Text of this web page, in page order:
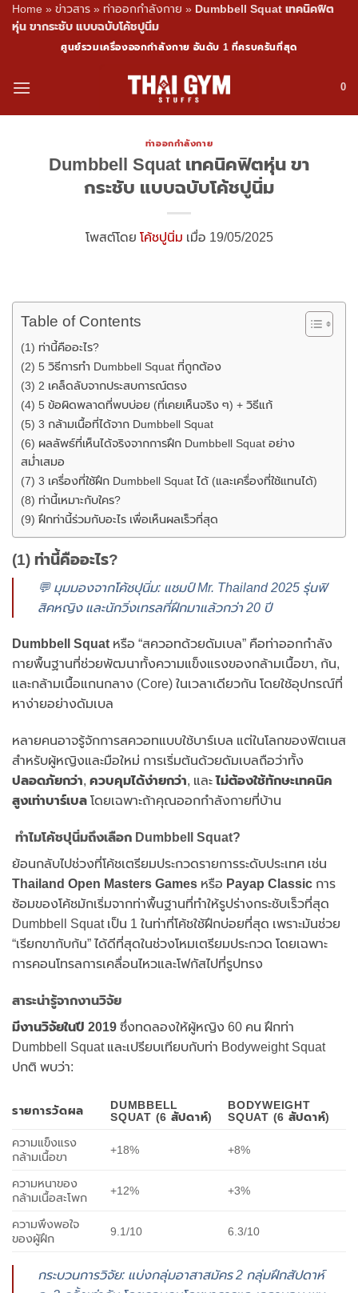
Home » ข่าวสาร » ท่าออกกำลังกาย » Dumbbell Squat เทคนิคฟิต
หุ่น ขากระชับ แบบฉบับโค้ชปูนิ่ม
content
ศูนย์รวมเครื่องออกกำลังกาย อันดับ 1 ที่ครบครันที่สุด
0
ท่าออกกำลังกาย
Dumbbell Squat เทคนิคฟิตหุ่น ขา
กระชับ แบบฉบับโค้ชปูนิ่ม
โพสต์โดย โค้ชปูนิ่ม เมื่อ 19/05/2025
Table of Contents
(1) ท่านี้คืออะไร?
(2) 5 วิธีการทำ Dumbbell Squat ที่ถูกต้อง
(3) 2 เคล็ดลับจากประสบการณ์ตรง
(4) 5 ข้อผิดพลาดที่พบบ่อย (ที่เคยเห็นจริง ๆ) + วิธีแก้
(5) 3 กล้ามเนื้อที่ได้จาก Dumbbell Squat
(6) ผลลัพธ์ที่เห็นได้จริงจากการฝึก Dumbbell Squat อย่าง
สม่ำเสมอ
(7) 3 เครื่องที่ใช้ฝึก Dumbbell Squat ได้ (และเครื่องที่ใช้แทนได้)
(8) ท่านี้เหมาะกับใคร?
(9) ฝึกท่านี้ร่วมกับอะไร เพื่อเห็นผลเร็วที่สุด
(1) ท่านี้คืออะไร?
💬 มุมมองจากโค้ชปุนิ่ม: แชมป์ Mr. Thailand 2025 รุ่นฟิ
สิคหญิง และนักวิ่งเทรลที่ฝึกมาแล้วกว่า 20 ปี
Dumbbell Squat หรือ “สควอทด้วยดัมเบล” คือท่าออกกำลัง
กายพื้นฐานที่ช่วยพัฒนาทั้งความแข็งแรงของกล้ามเนื้อขา, ก้น,
และกล้ามเนื้อแกนกลาง (Core) ในเวลาเดียวกัน โดยใช้อุปกรณ์ที่
หาง่ายอย่างดัมเบล
หลายคนอาจรู้จักการสควอทแบบใช้บาร์เบล แต่ในโลกของฟิตเนส
สำหรับผู้หญิงและมือใหม่ การเริ่มต้นด้วยดัมเบลถือว่าทั้ง
ปลอดภัยกว่า, ควบคุมได้ง่ายกว่า, และไม่ต้องใช้ทักษะเทคนิค
สูงเท่าบาร์เบล โดยเฉพาะถ้าคุณออกกำลังกายที่บ้าน
ทำไมโค้ชปุนิ่มถึงเลือก Dumbbell Squat?
ย้อนกลับไปช่วงที่โค้ชเตรียมประกวดรายการระดับประเทศ เช่น
Thailand Open Masters Games หรือ Payap Classic การ
ซ้อมของโค้ชมักเริ่มจากท่าพื้นฐานที่ทำให้รูปร่างกระชับเร็วที่สุด
Dumbbell Squat เป็น 1 ในท่าที่โค้ชใช้ฝึกบ่อยที่สุด เพราะมันช่วย
“เรียกขากับก้น” ได้ดีที่สุดในช่วงโหมเตรียมประกวด โดยเฉพาะ
การคอนโทรลการเคลื่อนไหวและโฟกัสไปที่รูปทรง
สาระน่ารู้จากงานวิจัย
มีงานวิจัยในปี 2019 ซึ่งทดลองให้ผู้หญิง 60 คน ฝึกท่า
Dumbbell Squat และเปรียบเทียบกับท่า Bodyweight Squat
ปกติ พบว่า:
รายการวัดผล
DUMBBELL
SQUAT (6 สัปดาห์)
BODYWEIGHT
SQUAT (6 สัปดาห์)
ความแข็งแรง
กล้ามเนื้อขา
+18% +8%
ความหนาของ
กล้ามเนื้อสะโพก
+12% +3%
ความพึงพอใจ
ของผู้ฝึก
9.1/10 6.3/10
กระบวนการวิจัย: แบ่งกลุ่มอาสาสมัคร 2 กลุ่มฝึกสัปดาห์